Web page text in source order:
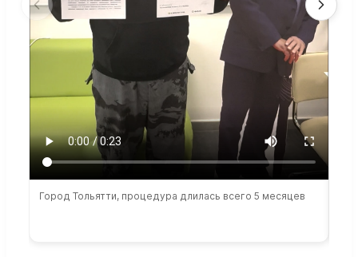
Город Тольятти, процедура длилась всего 5 месяцев